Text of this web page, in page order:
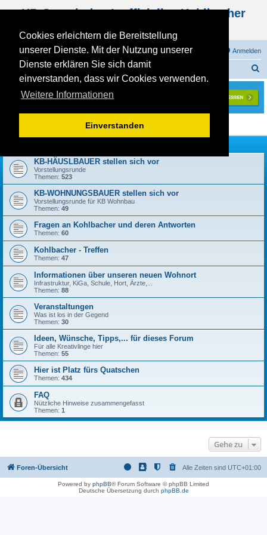
Cookies erleichtern die Bereitstellung
unserer Dienste. Mit der Nutzung unserer
Dienste erklären Sie sich damit
einverstanden, dass wir Cookies verwenden.
Weitere Informationen
Einverstanden
KB Gemeinde - Inoffizielles Kohlbacher
FAQ Anmelden
Registrieren
Foren-Übersicht ALLGEMEINES
u
ALLGEMEINES
KB-HÄUSLBAUER stellen sich vor
Vorstellungsrunde
Themen: 523
KB-WOHNUNGSBAUER stellen sich vor
Vorstellungsrunde für KB Wohnbau
Themen: 49
Fragen an Kohlbacher und deren Antworten
Themen: 60
Kohlbacher - Treffen
Themen: 47
Informationen über unseren neuen Wohnort
Infrastruktur, KiGa, Schule, Hort, Ärzte,...
Themen: 88
Veranstaltungen
Was ist los in der Gegend
Themen: 30
Ideen, Wünsche, Tipps,... für dieses Forum
Für alle Kreativlinge hier
Themen: 55
Hier ist Platz fürs Quatschen
Themen: 434
FAQ
Nützliche Hinweise zusammengefasst
Themen: 1
Gehe zu
Foren-Übersicht Alle Zeiten sind UTC+01:00
Powered by phpBB® Forum Software © phpBB Limited
Deutsche Übersetzung durch phpBB.de